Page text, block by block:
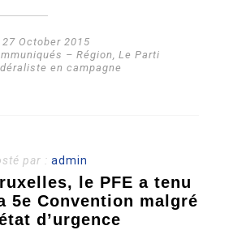
27 October 2015
– Région,Le Parti
en campagne
par :admin
le PFE a tenu
5e Convention malgré
d’urgence